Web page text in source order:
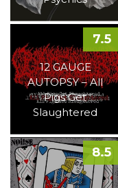
12 GAUGE
AUTOPSY – All
Pigs Get
Slaughtered
7.5
8.5